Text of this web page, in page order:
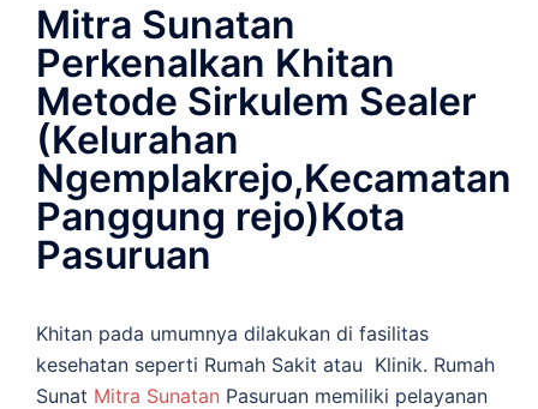
Mitra Sunatan
Perkenalkan Khitan
Metode Sirkulem Sealer
(Kelurahan
Ngemplakrejo,Kecamatan
Panggung rejo)Kota
Pasuruan
Khitan pada umumnya dilakukan di fasilitas
kesehatan seperti Rumah Sakit atau Klinik. Rumah
Sunat Mitra Sunatan Pasuruan memiliki pelayanan